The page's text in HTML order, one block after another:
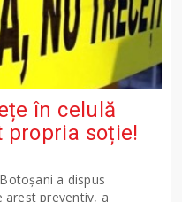
în celulă
propria soție!
a dispus
preventiv, a